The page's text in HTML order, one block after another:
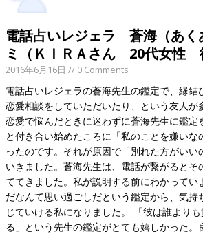
電話占いレジェラ 蒼海（あく
ミ（ＫＩＲＡさん 20代女性
2016年6月16日 // 0 Comments
電話占いレジェラの蒼海先生の鑑定で、縁結
恋愛相談をしていただいたり、という友人が
恋愛で悩んだときに迷わずに蒼海先生に鑑定
と付き合い始めたころに「私のことを嫌いな
ったのです。それが原因で「別れた方がいい
いきました。蒼海先生は、電話が繋がるとそ
ててきました。私が説明する前にわかってい
だなんて思い過ごしだという鑑定から、気持
じていける私になりました。 「彼は誰より
る」という先生の鑑定がとても嬉しかった